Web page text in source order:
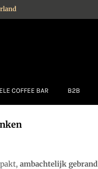
COFFEE BAR B2B
ambachtelijk gebrand